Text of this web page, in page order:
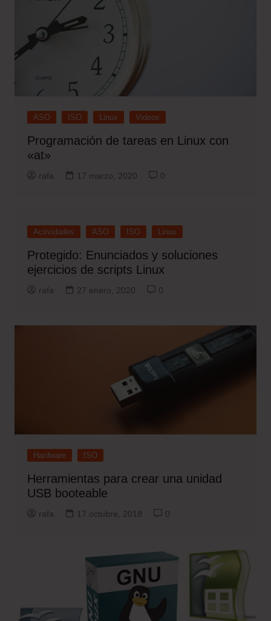
ASO ISO Linux Videos
Programación de tareas en Linux con
«at»
rafa 17 marzo, 2020 0
Actividades ASO ISO Linux
Protegido: Enunciados y soluciones
ejercicios de scripts Linux
rafa 27 enero, 2020 0
Hardware ISO
Herramientas para crear una unidad
USB booteable
rafa 17 octubre, 2018 0